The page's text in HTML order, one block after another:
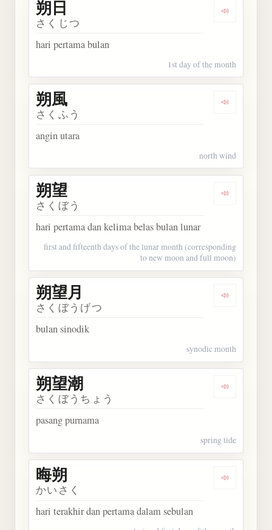
Dengarkan
朔日
さくじつ
hari pertama bulan
1st day of the month
Dengarkan
朔風
さくふう
angin utara
north wind
Dengarkan
朔望
さくぼう
hari pertama dan kelima belas bulan lunar
first and fifteenth days of the lunar month (corresponding
to new moon and full moon)
Dengarkan
朔望月
さくぼうげつ
bulan sinodik
synodic month
Dengarkan
朔望潮
さくぼうちょう
pasang purnama
spring tide
Dengarkan
晦朔
かいさく
hari terakhir dan pertama dalam sebulan